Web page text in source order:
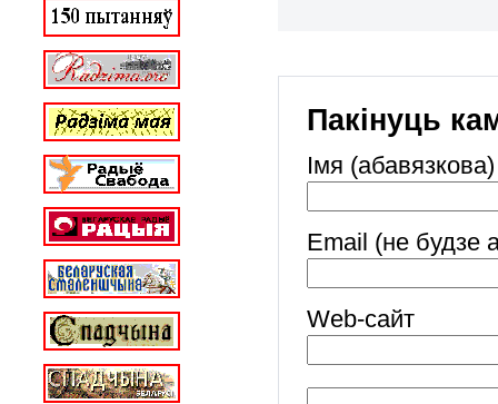
Пакінуць
Імя (абавязкова)
Email (не будзе
Web-cайт